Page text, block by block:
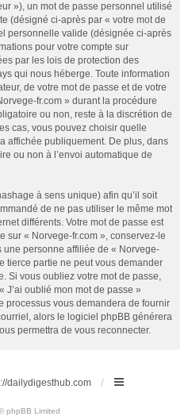
»), un mot de passe personnel utilisé
(désigné ci-après par « votre mot de
personnelle valide (désignée ci-après
pour votre compte sur
par les lois de protection des
qui nous héberge. Toute information
de votre mot de passe et de votre
fr.com » durant la procédure
ou non, reste à la discrétion de
cas, vous pouvez choisir quelle
affichée publiquement. De plus, dans
ou non à l’envoi automatique de
à sens unique) afin qu’il soit
de ne pas utiliser le même mot
différents. Votre mot de passe est
sur « Norvege-fr.com », conservez-le
personne affiliée de « Norvege-
tierce partie ne peut vous demander
Si vous oubliez votre mot de passe,
J’ai oublié mon mot de passe »
processus vous demandera de fournir
alors le logiciel phpBB générera
permettra de vous reconnecter.
dailydigesthub.com
phpBB Limited